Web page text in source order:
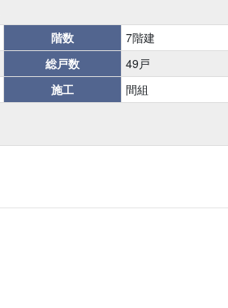
階数
7階建
総戸数
49戸
施工 間組